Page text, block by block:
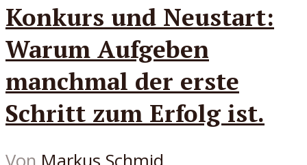
Konkurs und Neustart:
Warum Aufgeben
manchmal der erste
Schritt zum Erfolg ist.